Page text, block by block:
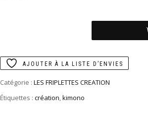
AJOUTER À LA LISTE D’ENVIES
Catégorie : LES FRIPLETTES CREATION
Étiquettes : création,kimono